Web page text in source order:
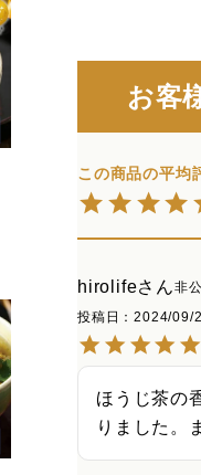
お客
hirolife
非
投稿日
2024/09/
ほうじ茶の
りました。